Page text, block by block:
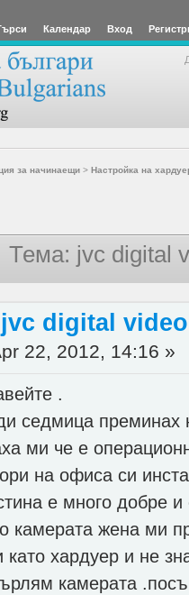
Календар Вход
за начинаещи> Настройка на
Тема: jvc digital
jvc digital video
22, 2012, 14:16 »
.
седмица преминах
ми че е
на офиса си
е много добре
камерата жена ми
като хардуер и не
камерата